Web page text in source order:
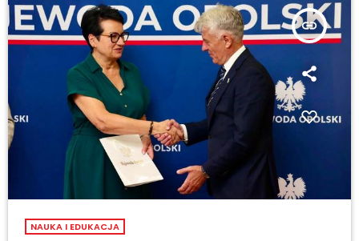
insert_link
NAUKA I EDUKACJA